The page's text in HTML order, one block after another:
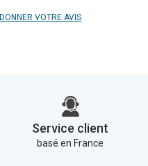
DONNER VOTRE AVIS
Service client
basé en France